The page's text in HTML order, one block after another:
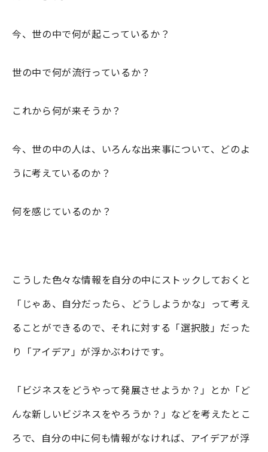
今、世の中で何が起こっているか？
世の中で何が流行っているか？
これから何が来そうか？
今、世の中の人は、いろんな出来事について、どのよ
うに考えているのか？
何を感じているのか？
こうした色々な情報を自分の中にストックしておくと
「じゃあ、自分だったら、どうしようかな」って考え
ることができるので、それに対する「選択肢」だった
り「アイデア」が浮かぶわけです。
「ビジネスをどうやって発展させようか？」とか「ど
んな新しいビジネスをやろうか？」などを考えたとこ
ろで、自分の中に何も情報がなければ、アイデアが浮